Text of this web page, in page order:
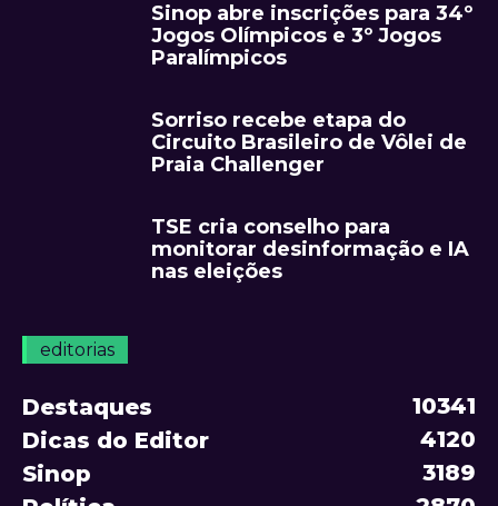
Sinop abre inscrições para 34º
Jogos Olímpicos e 3º Jogos
Paralímpicos
Sorriso recebe etapa do
Circuito Brasileiro de Vôlei de
Praia Challenger
TSE cria conselho para
monitorar desinformação e IA
nas eleições
editorias
Destaques
10341
Dicas do Editor
4120
Sinop
3189